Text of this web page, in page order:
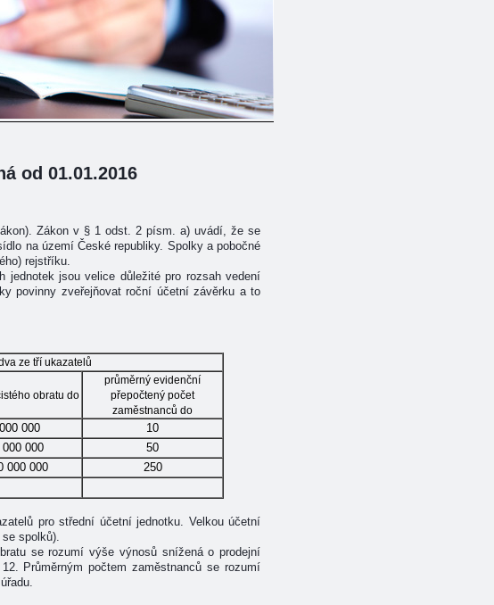
od 01.01.2016
Zákon v § 1 odst. 2 písm. a) uvádí, že se
na území České republiky. Spolky a pobočné
rejstříku.
jednotek jsou velice důležité pro rozsah vedení
povinny zveřejňovat roční účetní závěrku a to
ze tří ukazatelů
obratu do
průměrný evidenční
přepočtený počet
zaměstnanců do
000
10
000 000
50
000 000
250
pro střední účetní jednotku. Velkou účetní
spolků).
se rozumí výše výnosů snížená o prodejní
Průměrným počtem zaměstnanců se rozumí